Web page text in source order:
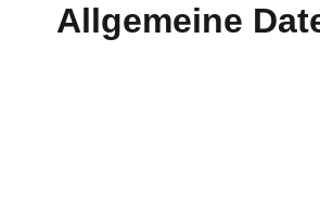
Allgemeine